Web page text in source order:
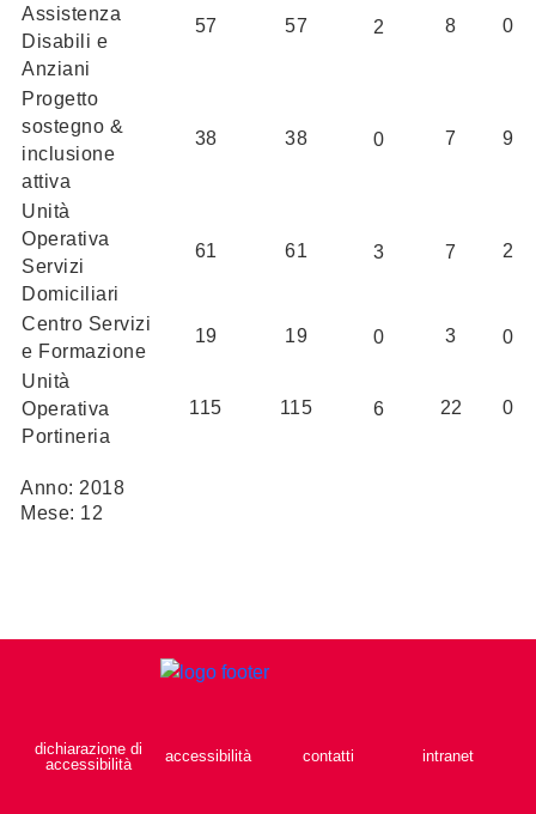
Assistenza
Disabili e
Anziani
57 57 2 8 0
Progetto
sostegno &
inclusione
attiva
38 38 0 7 9
Unità
Operativa
Servizi
Domiciliari
61 61 3 7 2
Centro Servizi
e Formazione
19 19 0 3 0
Unità
Operativa
Portineria
115 115 6 22 0
Anno: 2018
Mese: 12
dichiarazione di
accessibilità
accessibilità contatti intranet